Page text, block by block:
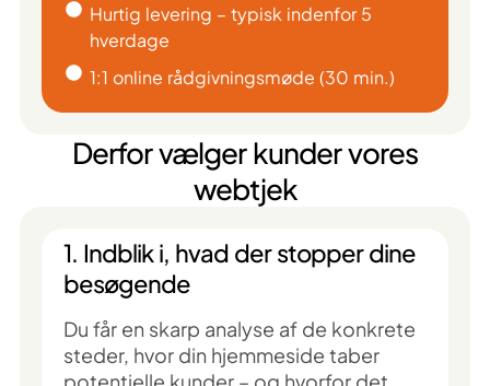
Hurtig levering – typisk indenfor 5
hverdage
1:1 online rådgivningsmøde (30 min.)
Derfor vælger kunder vores
webtjek
1. Indblik i, hvad der stopper dine
besøgende
Du får en skarp analyse af de konkrete
steder, hvor din hjemmeside taber
potentielle kunder – og hvorfor det